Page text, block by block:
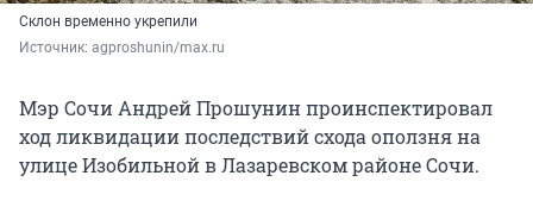
Склон временно укрепили
Источник: agproshunin/max.ru
Мэр Сочи Андрей Прошунин проинспектировал
ход ликвидации последствий схода оползня на
улице Изобильной в Лазаревском районе Сочи.